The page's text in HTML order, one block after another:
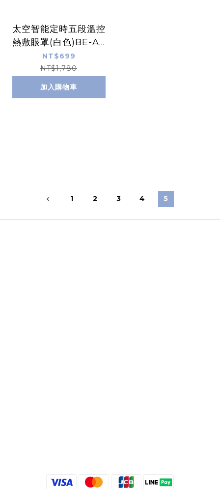
太空智能定時五段溫控
熱敷眼罩(白色)BE-A0
0026
NT$699
NT$1,780
加入購物車
1 2 3 4 5